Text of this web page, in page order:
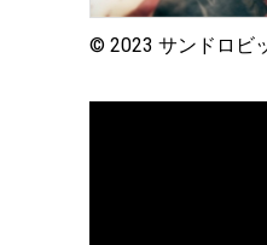
© 2023 サンドロビ